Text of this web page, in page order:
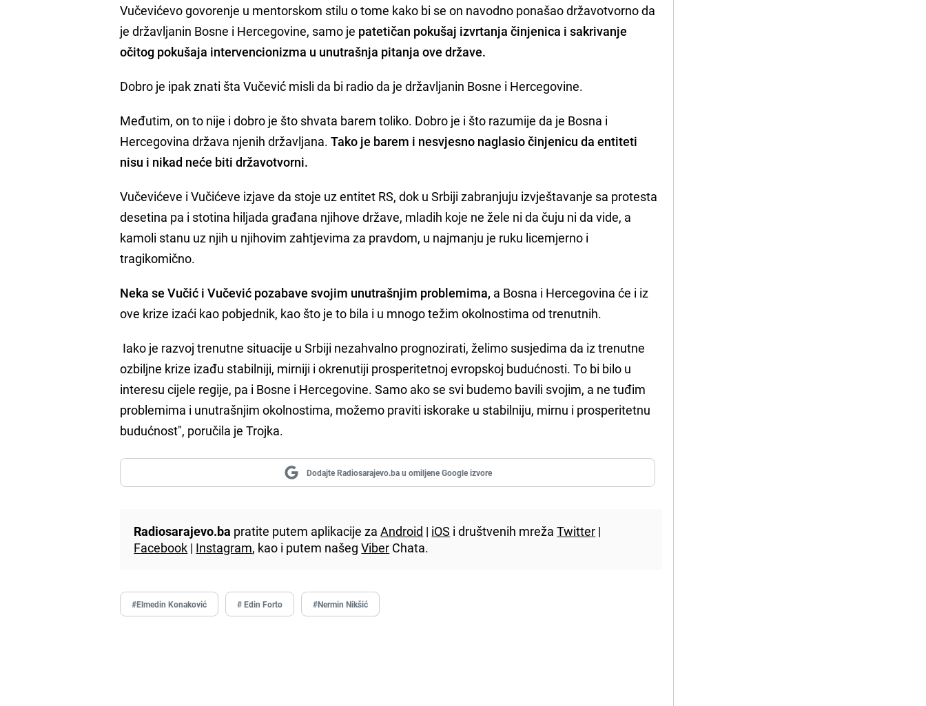
Vučevićevo govorenje u mentorskom stilu o tome kako bi se on navodno ponašao državotvorno da
je državljanin Bosne i Hercegovine, samo je patetičan pokušaj izvrtanja činjenica i sakrivanje
očitog pokušaja intervencionizma u unutrašnja pitanja ove države.
Dobro je ipak znati šta Vučević misli da bi radio da je državljanin Bosne i Hercegovine.
Međutim, on to nije i dobro je što shvata barem toliko. Dobro je i što razumije da je Bosna i
Hercegovina država njenih državljana.Tako je barem i nesvjesno naglasio činjenicu da entiteti
nisu i nikad neće biti državotvorni.
Vučevićeve i Vučićeve izjave da stoje uz entitet RS, dok u Srbiji zabranjuju izvještavanje sa protesta
desetina pa i stotina hiljada građana njihove države, mladih koje ne žele ni da čuju ni da vide, a
kamoli stanu uz njih u njihovim zahtjevima za pravdom, u najmanju je ruku licemjerno i
tragikomično.
Neka se Vučić i Vučević pozabave svojim unutrašnjim problemima, a Bosna i Hercegovina će i iz
ove krize izaći kao pobjednik, kao što je to bila i u mnogo težim okolnostima od trenutnih.
Iako je razvoj trenutne situacije u Srbiji nezahvalno prognozirati, želimo susjedima da iz trenutne
ozbiljne krize izađu stabilniji, mirniji i okrenutiji prosperitetnoj evropskoj budućnosti. To bi bilo u
interesu cijele regije, pa i Bosne i Hercegovine. Samo ako se svi budemo bavili svojim, a ne tuđim
problemima i unutrašnjim okolnostima, možemo praviti iskorake u stabilniju, mirnu i prosperitetnu
budućnost", poručila je Trojka.
Dodajte Radiosarajevo.ba u omiljene Google izvore
Radiosarajevo.ba pratite putem aplikacije zaAndroid | iOS i društvenih mrežaTwitter |
Facebook | Instagram, kao i putem našegViber Chata.
#Elmedin Konaković # Edin Forto #Nermin Nikšić